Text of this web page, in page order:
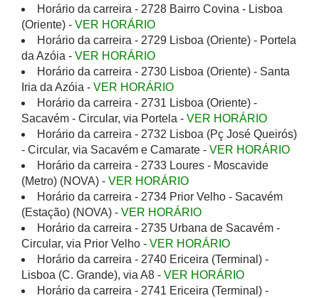
Horário da carreira - 2728 Bairro Covina - Lisboa
(Oriente) - VER HORÁRIO
Horário da carreira - 2729 Lisboa (Oriente) - Portela
da Azóia - VER HORÁRIO
Horário da carreira - 2730 Lisboa (Oriente) - Santa
Iria da Azóia - VER HORÁRIO
Horário da carreira - 2731 Lisboa (Oriente) -
Sacavém - Circular, via Portela - VER HORÁRIO
Horário da carreira - 2732 Lisboa (Pç José Queirós)
- Circular, via Sacavém e Camarate - VER HORÁRIO
Horário da carreira - 2733 Loures - Moscavide
(Metro) (NOVA) - VER HORÁRIO
Horário da carreira - 2734 Prior Velho - Sacavém
(Estação) (NOVA) - VER HORÁRIO
Horário da carreira - 2735 Urbana de Sacavém -
Circular, via Prior Velho - VER HORÁRIO
Horário da carreira - 2740 Ericeira (Terminal) -
Lisboa (C. Grande), via A8 - VER HORÁRIO
Horário da carreira - 2741 Ericeira (Terminal) -